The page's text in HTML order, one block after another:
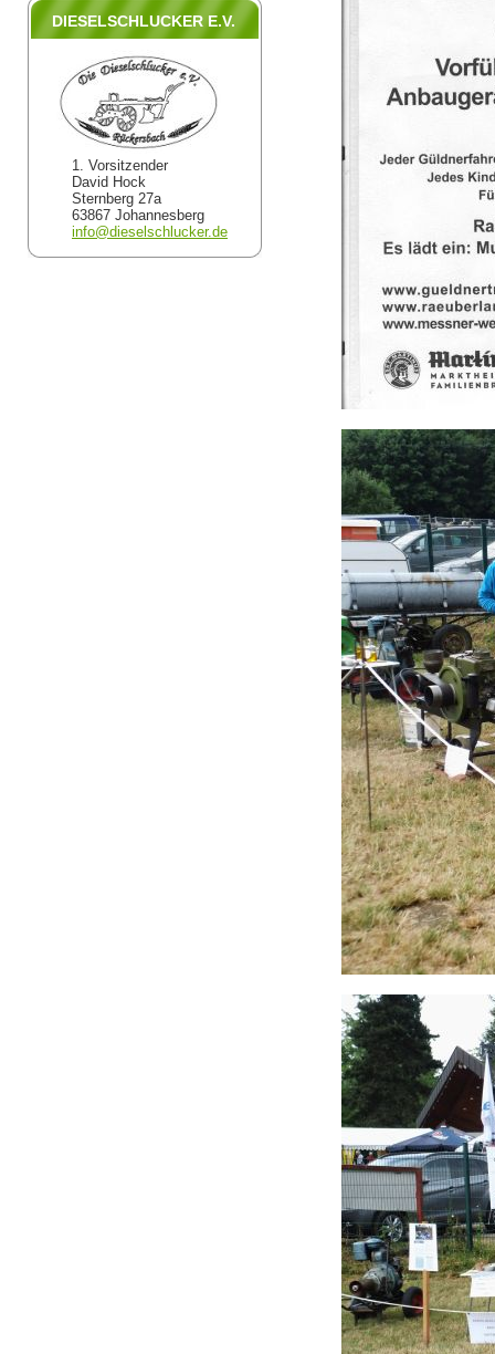
DIESELSCHLUCKER E.V.
1. Vorsitzender
David Hock
Sternberg 27a
63867 Johannesberg
info@dieselschlucker.de